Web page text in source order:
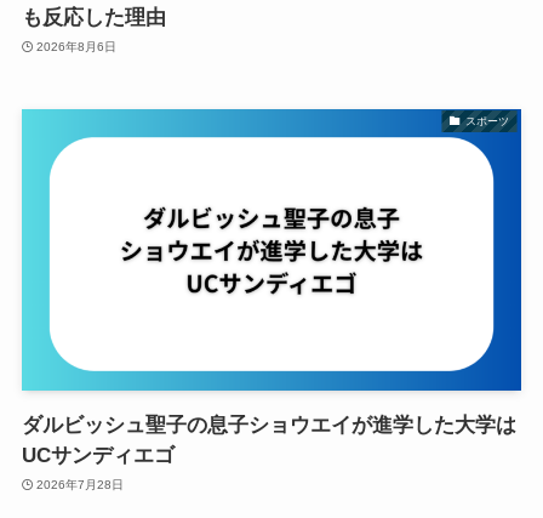
も反応した理由
2026年8月6日
スポーツ
ダルビッシュ聖子の息子ショウエイが進学した大学は
UCサンディエゴ
2026年7月28日